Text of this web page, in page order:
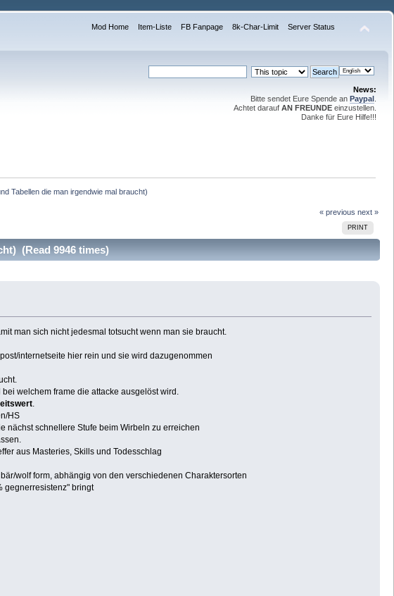
Mod Home Item-Liste FB Fanpage 8k-Char-Limit Server Status
News:
Bitte sendet Eure Spende an Paypal
Achtet darauf AN FREUNDE einzustellen.
Danke für Eure Hilfe!!!
Tabellen die man irgendwie mal braucht)
« previous next »
PRINT
(Read 9946 times)
man sich nicht jedesmal totsucht wenn man sie braucht.
internetseite hier rein und sie wird dazugenommen
welchem frame die attacke ausgelöst wird.
.
HS
schnellere Stufe beim Wirbeln zu erreichen
aus Masteries, Skills und Todesschlag
wolf form, abhängig von den verschiedenen Charaktersorten
bringt